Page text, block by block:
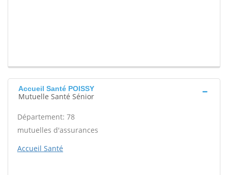
Accueil Santé POISSY
Mutuelle Santé Sénior
Département: 78
mutuelles d'assurances
Accueil Santé